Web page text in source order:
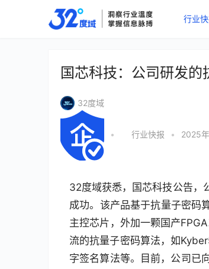
行业
国芯科技：公司研发
32度域
• 行业快报 • 2025
32度域获悉，国芯科技公告，
成功。该产品基于抗量子密码
主控芯片，外加一颗国产
流的抗量子密码算法，如
字签名算法等。目前，公司已